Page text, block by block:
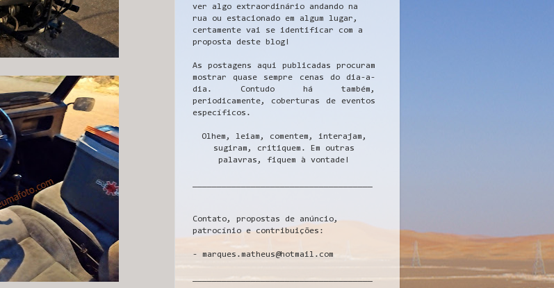
ver algo extraordinário andando na
rua ou estacionado em algum lugar,
certamente vai se identificar com a
proposta deste blog!
As postagens aqui publicadas procuram
mostrar quase sempre cenas do dia-a-
dia. Contudo há também,
periodicamente, coberturas de eventos
específicos.
Olhem, leiam, comentem, interajam,
sugiram, critiquem. Em outras
palavras, fiquem à vontade!
Contato, propostas de anúncio,
patrocínio e contribuições:
- marques.matheus@hotmail.com